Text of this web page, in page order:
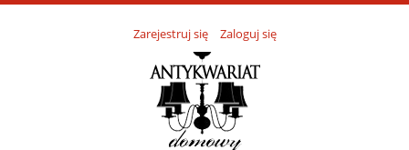
Zarejestruj się Zaloguj się